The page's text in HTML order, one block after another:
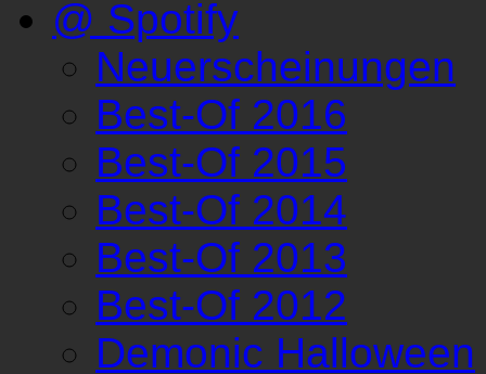
@ Spotify
Neuerscheinungen
Best-Of 2016
Best-Of 2015
Best-Of 2014
Best-Of 2013
Best-Of 2012
Demonic Halloween